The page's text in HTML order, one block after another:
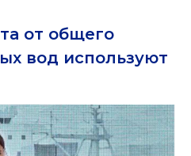
от общего
вод используют